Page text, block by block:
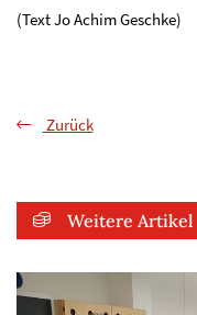
(Text Jo Achim Geschke)
Zurück
Weitere Artikel